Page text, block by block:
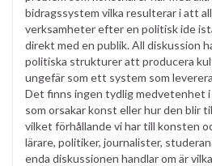
bidragssystem vilka resulterar i att
verksamheter efter en politisk ide
direkt med en publik. All diskussion
politiska strukturer att producera
ungefär som ett system som
Det finns ingen tydlig medvetenhet i
som orsakar konst eller hur den blir
vilket förhållande vi har till konsten
lärare, politiker, journalister,
enda diskussionen handlar om är